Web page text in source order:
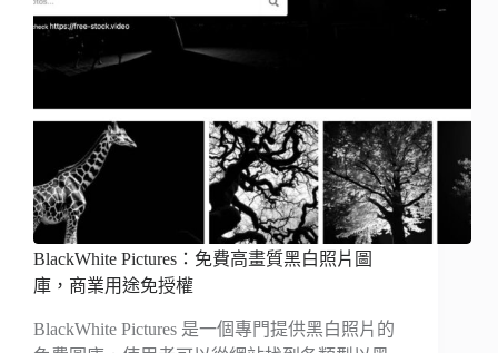
BlackWhite Pictures：免費高畫質黑白照片圖
庫，商業用途免授權
BlackWhite Pictures 是一個專門提供黑白照片的